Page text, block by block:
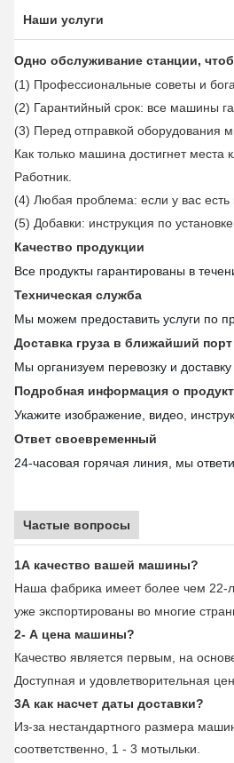
Наши услуги
Одно обслуживание станции,
(1) Профессиональные советы и
(2) Гарантийный срок: все машины
(3) Перед отправкой оборудования
Как только машина достигнет
Работник.
(4) Любая проблема: если у вас
(5) Добавки: инструкция по
Качество продукции
Все продукты гарантированы в
Техническая служба
Мы можем предоставить услуги по
Доставка груза в ближайший порт
Мы организуем перевозку и
Подробная информация о
Укажите изображение, видео,
Ответ своевременный
24-часовая горячая линия, мы
Частые вопросы
1А качество вашей машины?
Наша фабрика имеет более чем 22-
уже экспортированы во многие
2- А цена машины?
Качество является первым, на
Доступная и удовлетворительная
3А как насчет даты доставки?
Из-за нестандартного размера
соответственно, 1 - 3 мотыльки.